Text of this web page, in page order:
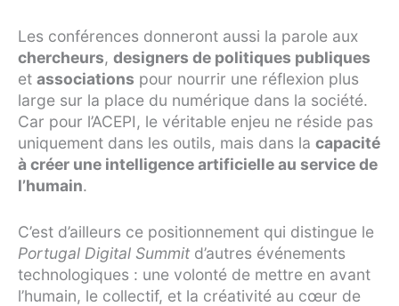
Les conférences donneront aussi la parole aux
chercheurs, designers de politiques publiques
et associations pour nourrir une réflexion plus
large sur la place du numérique dans la société.
Car pour l’ACEPI, le véritable enjeu ne réside pas
uniquement dans les outils, mais dans la capacité
à créer une intelligence artificielle au service de
l’humain.
C’est d’ailleurs ce positionnement qui distingue le
Portugal Digital Summit d’autres événements
technologiques : une volonté de mettre en avant
l’humain, le collectif, et la créativité au cœur de